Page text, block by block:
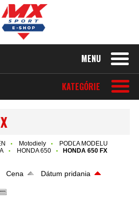
MENU
KATEGÓRIE
Motodiely
PODĽA MODELU
HONDA 650 HONDA 650 FX
Cena
Dátum pridania